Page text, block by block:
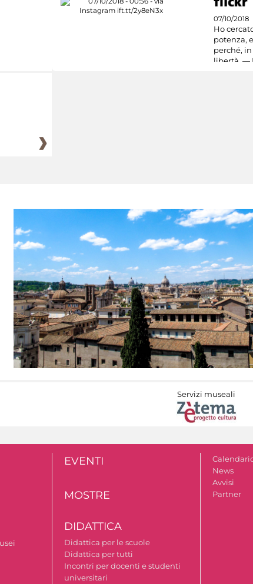
07/10/2018
Ho
potenza,
perché,
libertà. —
Servizi museali
EVENTI
MOSTRE
DIDATTICA
Didattica per le scuole
Didattica per tutti
Incontri per docenti e studenti
universitari
News
Avvisi
Partner